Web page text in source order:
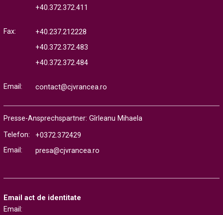
+40.372.372.411
Fax:
+40.237.212228
+40.372.372.483
+40.372.372.484
Email: contact@cjvrancea.ro
Presse-Ansprechspartner: Gîrleanu Mihaela
Telefon:
+0372.372429
Email:
presa@cjvrancea.ro
Email act de identitate
Email: